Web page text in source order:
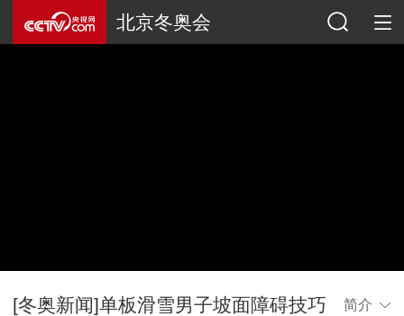
北京冬奥会
[冬奥新闻]单板滑雪男子坡面障碍技巧
简介